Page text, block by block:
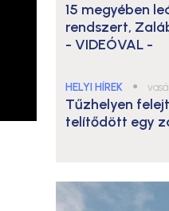
15 megyében
rendszert,
- VIDEÓVAL -
HELYI HÍREK ●
Tűzhelyen
telítődött egy